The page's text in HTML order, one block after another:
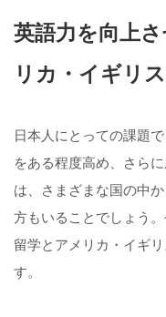
英語力を向上
リカ・イギリ
日本人にとっての課題
をある程度高め、さら
は、さまざまな国の中
方もいることでしょう
留学とアメリカ・イギ
す。